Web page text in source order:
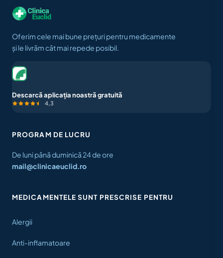
Oferim cele mai bune prețuri pentru medicamente
și le livrăm cât mai repede posibil.
Descarcă aplicația noastră gratuită
4,3
PROGRAM DE LUCRU
De luni până duminică 24 de ore
mail@clinicaeuclid.ro
MEDICAMENTELE SUNT PRESCRISE PENTRU
Alergii
Anti-inflamatoare